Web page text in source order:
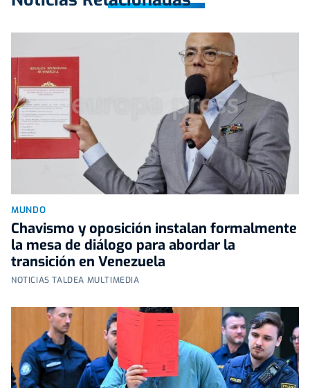
MUNDO
Chavismo y oposición instalan formalmente
la mesa de diálogo para abordar la
transición en Venezuela
NOTICIAS TALDEA MULTIMEDIA